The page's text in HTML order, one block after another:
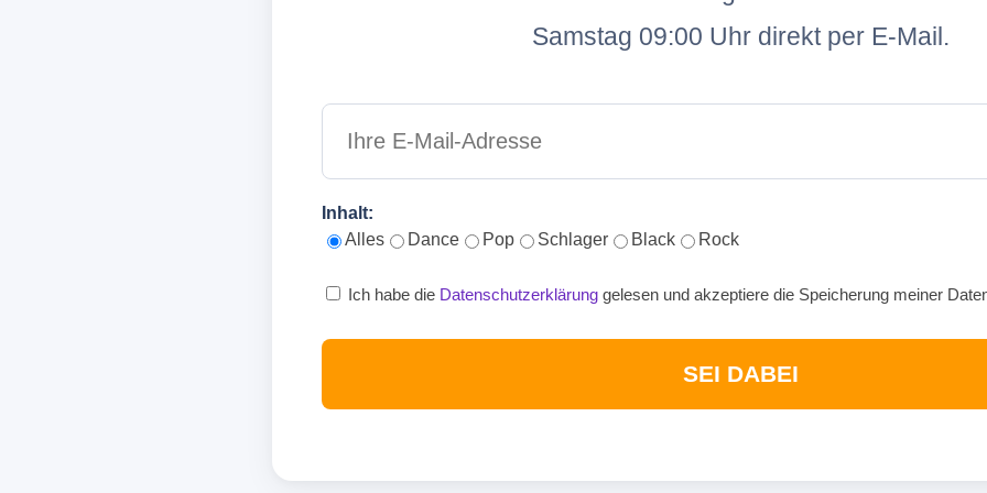
Samstag 09:00 Uhr direkt per E-Mail.
Inhalt:
Alles
Dance Pop Schlager Black Rock
Ich habe die Datenschutzerklärung gelesen und akzeptiere die Speicherung meiner
SEI DABEI